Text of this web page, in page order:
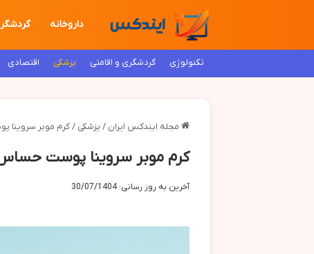
داروخانه
تکنولوژی گردشگری و اقامتی پزشکی اقتصادی
مجله ایندکس ایران / پزشکی / کرم موبر سروینا
کرم موبر سروینا پوست
آخرین به روز رسانی: 30/07/1404